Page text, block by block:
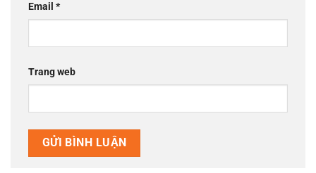
Email *
Trang web